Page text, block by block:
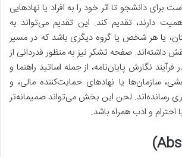
دانشجو تا اثر خود را به افراد یا نهادهایی
دارند، تقدیم کند. این تقدیم می‌تواند به
یا هر شخص یا گروه دیگری باشد که در مسیر
داشته‌اند. صفحه تشکر نیز به منظور قدردانی از
نگارش پایان‌نامه، از جمله اساتید راهنما و
سازمان‌ها یا نهادهای حمایت‌کننده مالی، و
رسانده‌اند. لحن این بخش می‌تواند صمیمانه‌تر
احترام و ادب همراه باشد.